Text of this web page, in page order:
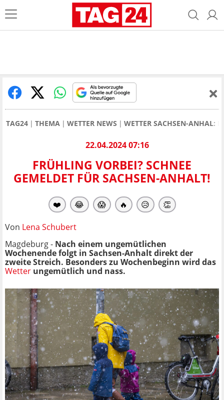
TAG24 THEMA WETTER NEWS WETTER SACHSEN-ANHAL:
22.04.2024 07:16
FRÜHLING VORBEI? SCHNEE
GEMELDET FÜR SACHSEN-ANHALT!
❤️ 😂 😱 🔥 😥 👏
Von Lena Schubert
Magdeburg - Nach einem ungemütlichen
Wochenende folgt in Sachsen-Anhalt direkt der
zweite Streich. Besonders zu Wochenbeginn wird das
Wetter ungemütlich und nass.